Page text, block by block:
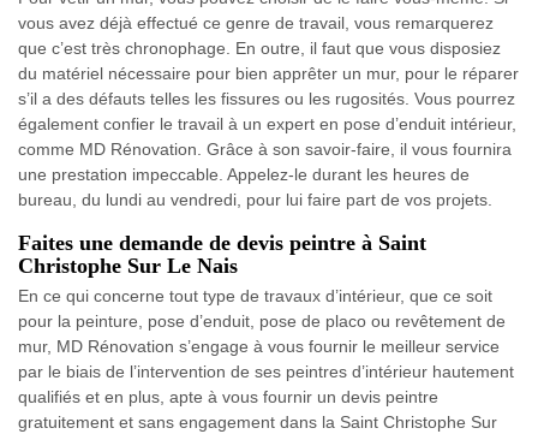
vous avez déjà effectué ce genre de travail, vous remarquerez
que c’est très chronophage. En outre, il faut que vous disposiez
du matériel nécessaire pour bien apprêter un mur, pour le réparer
s’il a des défauts telles les fissures ou les rugosités. Vous pourrez
également confier le travail à un expert en pose d’enduit intérieur,
comme MD Rénovation. Grâce à son savoir-faire, il vous fournira
une prestation impeccable. Appelez-le durant les heures de
bureau, du lundi au vendredi, pour lui faire part de vos projets.
Faites une demande de devis peintre à Saint
Christophe Sur Le Nais
En ce qui concerne tout type de travaux d’intérieur, que ce soit
pour la peinture, pose d’enduit, pose de placo ou revêtement de
mur, MD Rénovation s’engage à vous fournir le meilleur service
par le biais de l’intervention de ses peintres d’intérieur hautement
qualifiés et en plus, apte à vous fournir un devis peintre
gratuitement et sans engagement dans la Saint Christophe Sur